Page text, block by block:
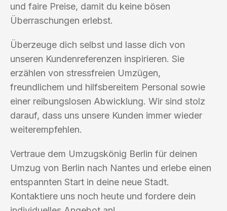
und faire Preise, damit du keine bösen
Überraschungen erlebst.
Überzeuge dich selbst und lasse dich von
unseren Kundenreferenzen inspirieren. Sie
erzählen von stressfreien Umzügen,
freundlichem und hilfsbereitem Personal sowie
einer reibungslosen Abwicklung. Wir sind stolz
darauf, dass uns unsere Kunden immer wieder
weiterempfehlen.
Vertraue dem Umzugskönig Berlin für deinen
Umzug von Berlin nach Nantes und erlebe einen
entspannten Start in deine neue Stadt.
Kontaktiere uns noch heute und fordere dein